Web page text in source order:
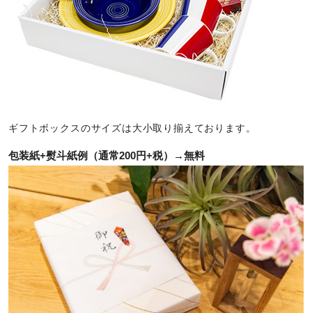
ギフトボックスのサイズは大小取り揃えております。
包装紙+熨斗紙例（通常200円+税）→無料